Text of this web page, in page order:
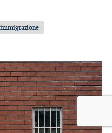
immigrazione